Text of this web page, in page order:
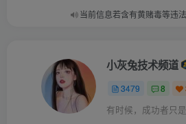
当前信息若含有黄赌毒等违
小灰兔技术频道
3479 8
有时候，成功者只